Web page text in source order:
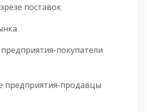
поставок
предприятия-покупатели
предприятия-продавцы